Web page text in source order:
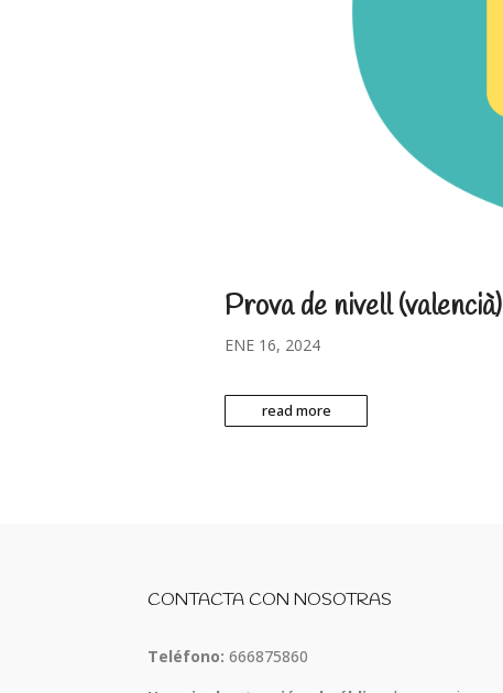
Prova de nivell (valencià)
ENE 16, 2024
read more
CONTACTA CON NOSOTRAS
Teléfono: 666875860